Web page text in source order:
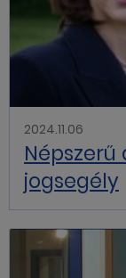
2024.11.06
jogsegély